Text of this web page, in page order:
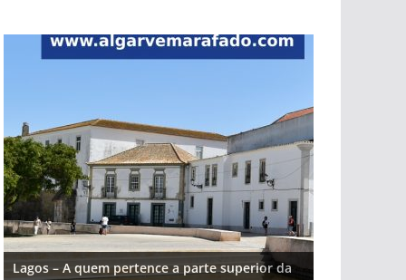
Lagos – A quem pertence a parte superior da